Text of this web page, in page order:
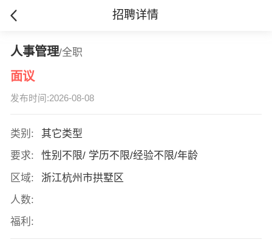
招聘详情
人事管理/全职
面议
发布时间:2026-08-08
类别:
其它类型
要求:
性别不限/ 学历不限/经验不限/年龄
区域:
浙江杭州市拱墅区
人数:
福利: